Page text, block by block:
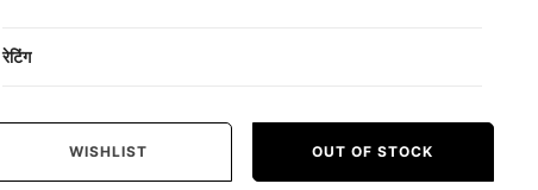
रेटिंग
WISHLIST OUT OF STOCK